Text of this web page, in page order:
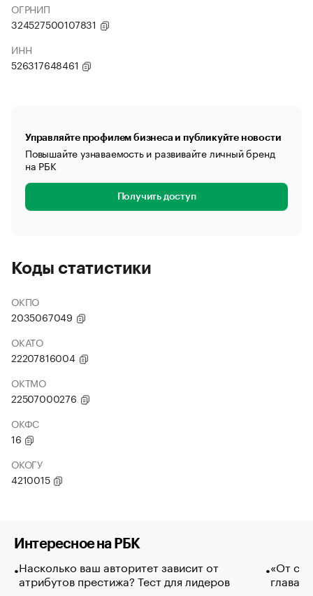
ОГРНИП
324527500107831
ИНН
526317648461
Управляйте профилем бизнеса и публикуйте новости
Повышайте узнаваемость и развивайте личный бренд
на РБК
Получить доступ
Коды статистики
ОКПО
2035067049
ОКАТО
22207816004
ОКТМО
22507000276
ОКФС
16
ОКОГУ
4210015
Интересное на РБК
Насколько ваш авторитет зависит от
атрибутов престижа? Тест для лидеров
«От
глава